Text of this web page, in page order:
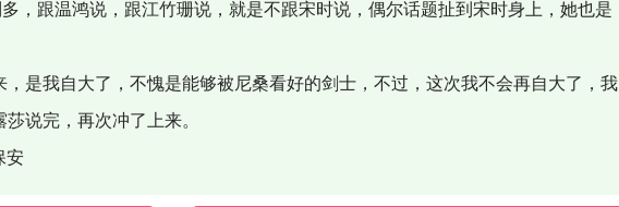
，跟温鸿说，跟江竹珊说，就是不跟宋时说，偶尔话题扯到宋时身上，她也是
是我自大了，不愧是能够被尼桑看好的剑士，不过，这次我不会再自大了，我
说完，再次冲了上来。
安